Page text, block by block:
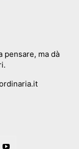
pensare, ma dà